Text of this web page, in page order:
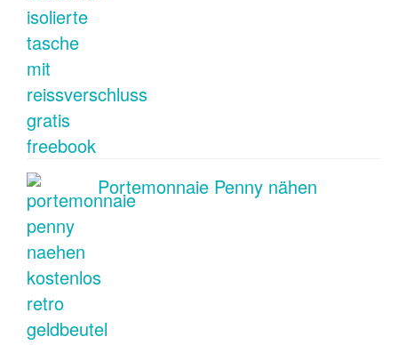
Portemonnaie Penny nähen